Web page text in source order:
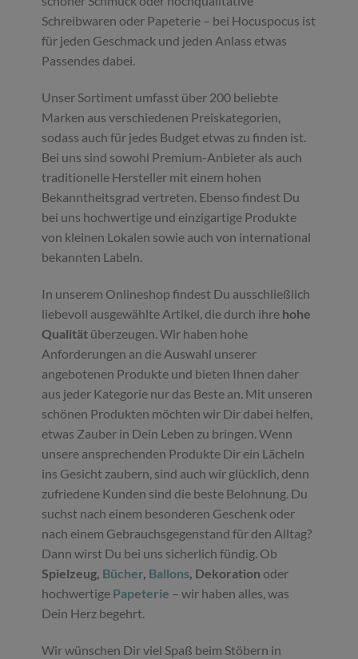
Schreibwaren oder Papeterie – bei Hocuspocus ist
für jeden Geschmack und jeden Anlass etwas
Passendes dabei.
Unser Sortiment umfasst über 200 beliebte
Marken aus verschiedenen Preiskategorien,
sodass auch für jedes Budget etwas zu finden ist.
Bei uns sind sowohl Premium-Anbieter als auch
traditionelle Hersteller mit einem hohen
Bekanntheitsgrad vertreten. Ebenso findest Du
bei uns hochwertige und einzigartige Produkte
von kleinen Lokalen sowie auch von international
bekannten Labeln.
In unserem Onlineshop findest Du ausschließlich
liebevoll ausgewählte Artikel, die durch ihre hohe
Qualität überzeugen. Wir haben hohe
Anforderungen an die Auswahl unserer
angebotenen Produkte und bieten Ihnen daher
aus jeder Kategorie nur das Beste an. Mit unseren
schönen Produkten möchten wir Dir dabei helfen,
etwas Zauber in Dein Leben zu bringen. Wenn
unsere ansprechenden Produkte Dir ein Lächeln
ins Gesicht zaubern, sind auch wir glücklich, denn
zufriedene Kunden sind die beste Belohnung. Du
suchst nach einem besonderen Geschenk oder
nach einem Gebrauchsgegenstand für den Alltag?
Dann wirst Du bei uns sicherlich fündig. Ob
Spielzeug, Bücher, Ballons, Dekoration oder
hochwertige Papeterie – wir haben alles, was
Dein Herz begehrt.
Wir wünschen Dir viel Spaß beim Stöbern in